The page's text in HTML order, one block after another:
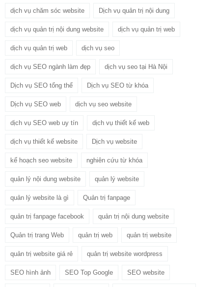
dịch vụ chăm sóc website Dịch vụ quản trị nội dung
dịch vụ quản trị nội dung website dịch vụ quản trị web
dịch vụ quản trị web dịch vụ seo
dịch vụ SEO ngành làm đẹp dịch vụ seo tại Hà Nội
Dịch vụ SEO tổng thể Dịch vụ SEO từ khóa
Dịch vụ SEO web dịch vụ seo website
dịch vụ SEO web uy tín dịch vụ thiết kế web
dịch vụ thiết kế website Dịch vụ website
kế hoạch seo website nghiên cứu từ khóa
quản lý nội dung website quản lý website
quản lý website là gì Quản trị fanpage
quản trị fanpage facebook quản trị nội dung website
Quản trị trang Web quản trị web quản trị website
quản trị website giá rẻ quản trị website wordpress
SEO hình ảnh SEO Top Google SEO website